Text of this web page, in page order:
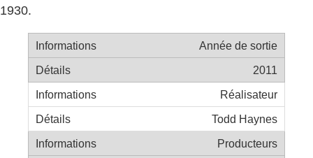
1930.
Année de sortie
2011
Réalisateur
Todd Haynes
Producteurs